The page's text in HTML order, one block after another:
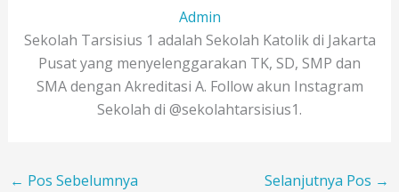
Admin
Sekolah Tarsisius 1 adalah Sekolah Katolik di Jakarta
Pusat yang menyelenggarakan TK, SD, SMP dan
SMA dengan Akreditasi A. Follow akun Instagram
Sekolah di @sekolahtarsisius1.
← Pos Sebelumnya Selanjutnya Pos →